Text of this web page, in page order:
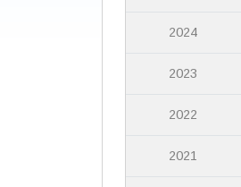
2024
2023
2022
2021